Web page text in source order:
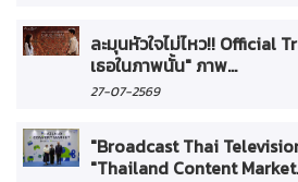
ละมุนหัวใจไม่ไหว!! Official
เธอในภาพนั้น" ภาพ...
27-07-2569
"Broadcast Thai
"Thailand Content